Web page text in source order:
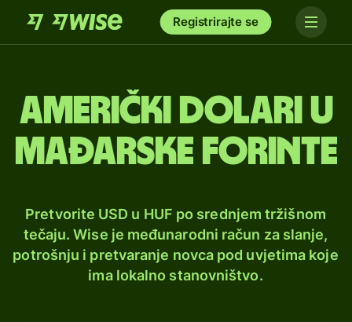
Registrirajte se
Američki dolari u
mađarske forinte
Pretvorite USD u HUF po srednjem tržišnom
tečaju. Wise je međunarodni račun za slanje,
potrošnju i pretvaranje novca pod uvjetima koje
ima lokalno stanovništvo.